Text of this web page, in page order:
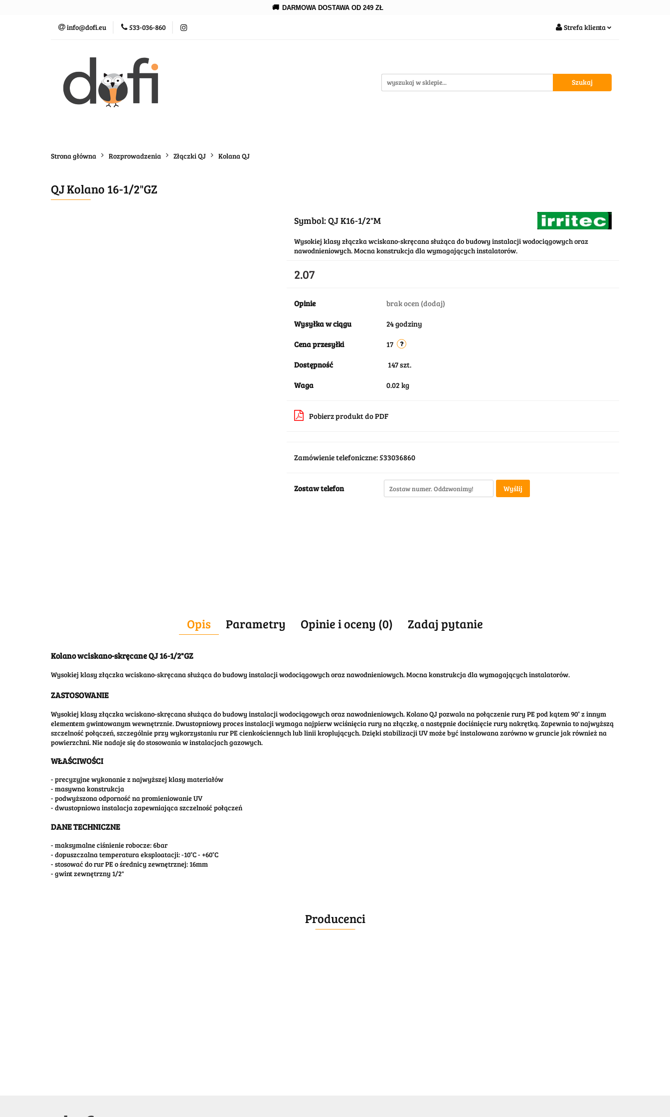
🚚 DARMOWA DOSTAWA OD 249 ZŁ
info@dofi.eu 533-036-860 Strefa klienta
Dodaj zgłoszenie
Strona główna Rozprowadzenia Złączki QJ Kolana QJ
QJ Kolano 16-1/2"GZ
Symbol:QJ K16-1/2"M
Wysokiej klasy złączka wciskano-skręcana służąca do budowy instalacji wodociągowych oraz
nawodnieniowych. Mocna konstrukcja dla wymagających instalatorów.
2.07
Opinie brak ocen (dodaj)
Wysyłka w ciągu 24 godziny
Cena przesyłki 17
Dostępność 147szt.
Waga 0.02 kg
Pobierz produkt do PDF
Zamówienie telefoniczne: 533036860
Zostaw telefon Wyślij
Opis Parametry Opinie i oceny (0) Zadaj pytanie
Kolano wciskano-skręcane QJ 16-1/2"GZ
Wysokiej klasy złączka wciskano-skręcana służąca do budowy instalacji wodociągowych oraz nawodnieniowych. Mocna konstrukcja dla wymagających instalatorów.
ZASTOSOWANIE
Wysokiej klasy złączka wciskano-skręcana służąca do budowy instalacji wodociągowych oraz nawodnieniowych. Kolano QJ pozwala na połączenie rury PE pod kątem 90° z innym
elementem gwintowanym wewnętrznie. Dwustopniowy proces instalacji wymaga najpierw wciśnięcia rury na złączkę, a następnie dociśnięcie rury nakrętką. Zapewnia to najwyższą
szczelność połączeń, szczególnie przy wykorzystaniu rur PE cienkościennych lub linii kroplujących. Dzięki stabilizacji UV może być instalowana zarówno w gruncie jak również na
powierzchni. Nie nadaje się do stosowania w instalacjach gazowych.
WŁAŚCIWOŚCI
- precyzyjne wykonanie z najwyższej klasy materiałów
- masywna konstrukcja
- podwyższona odporność na promieniowanie UV
- dwustopniowa instalacja zapewniająca szczelność połączeń
DANE TECHNICZNE
- maksymalne ciśnienie robocze: 6bar
- dopuszczalna temperatura eksploatacji: -10°C - +60°C
- stosować do rur PE o średnicy zewnętrznej: 16mm
- gwint zewnętrzny 1/2"
Producenci